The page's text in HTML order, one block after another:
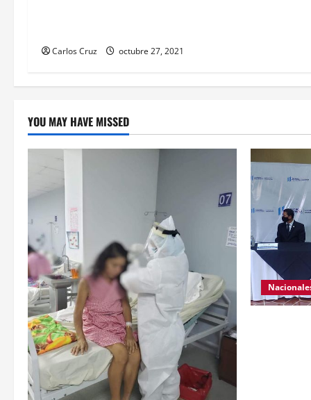
Carlos Cruz octubre 27, 2021
YOU MAY HAVE MISSED